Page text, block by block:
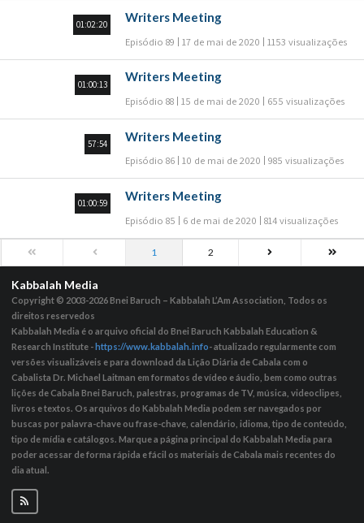
01:02:20
Writers Meeting
Episódio 89 17 de mai de 2020 1153 visualizações
01:00:13
Writers Meeting
Episódio 88 15 de mai de 2020 655 visualizações
57:54
Writers Meeting
Episódio 86 10 de mai de 2020 985 visualizações
01:00:59
Writers Meeting
Episódio 85 6 de mai de 2020 814 visualizações
1 2
Kabbalah Media
Copyright © 2003-2026Bnei Baruch – Kabbalah L’Am Association, Todos os
direitos reservedos
Kabbalah Media é o arquivo oficial do Bnei Baruch Kabbalah Education &
Research Institute -https://www.kabbalah.info- atualizado regularmente com
versões visualizáveis ​​e para download da Lição Diária de Cabala com o
Cabalista Dr. Michael Laitman em formatos de vídeo e áudio, bem como outras
lições de Cabala Bnei Baruch, palestras, programas de TV, música, videoclipes,
livros e textos. Os arquivos do Kabbalah Media podem ser navegados por
buscas por palavra-chave ou frase-chave, calendário, idioma, tipo de conteúdo,
tipo de mídia e catálogos. Marque a página principal do Kabbalah Media para
poder acessar de forma rápida e fácil os materiais de Cabala mais recentes do
dia atual.